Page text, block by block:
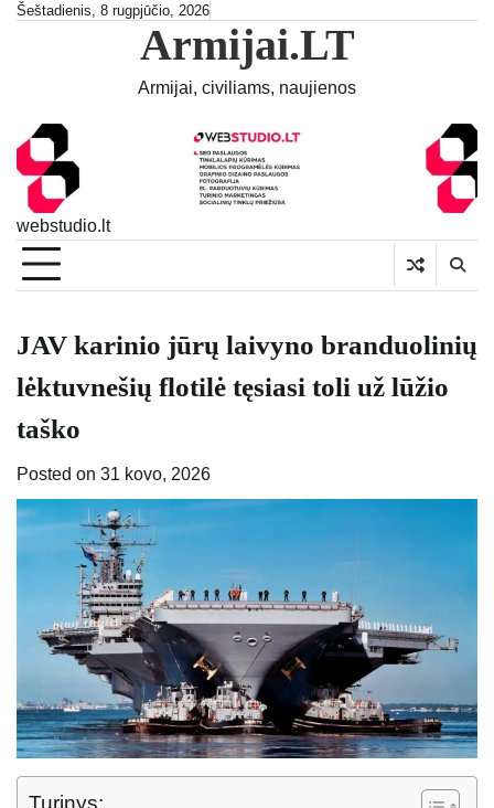
SkipŠeštadienis, 8 rugpjūčio, 2026
Armijai.LT
Armijai, civiliams, naujienos
webstudio.lt
JAV karinio jūrų laivyno branduolinių
lėktuvnešių flotilė tęsiasi toli už lūžio
taško
Posted on 31 kovo, 2026
Turinys: